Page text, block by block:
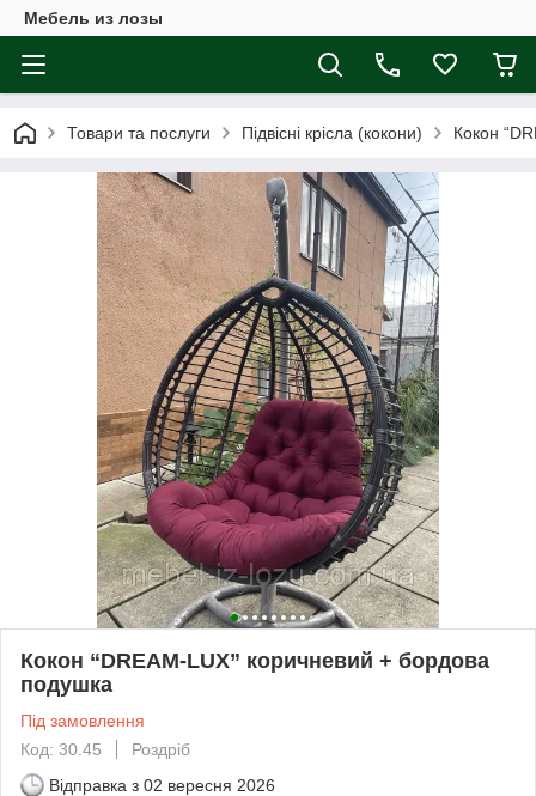
Мебель из лозы
Товари та послуги Підвісні крісла (кокони) Кокон
Кокон “DREAM-LUX” коричневий + бордова
подушка
Під замовлення
Код: 30.45
Роздріб
Відправка з 02 вересня 2026